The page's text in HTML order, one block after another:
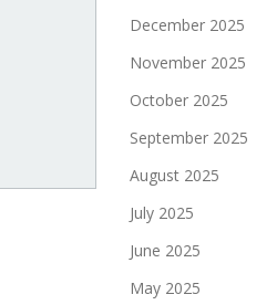
December 2025
November 2025
October 2025
September 2025
August 2025
July 2025
June 2025
May 2025